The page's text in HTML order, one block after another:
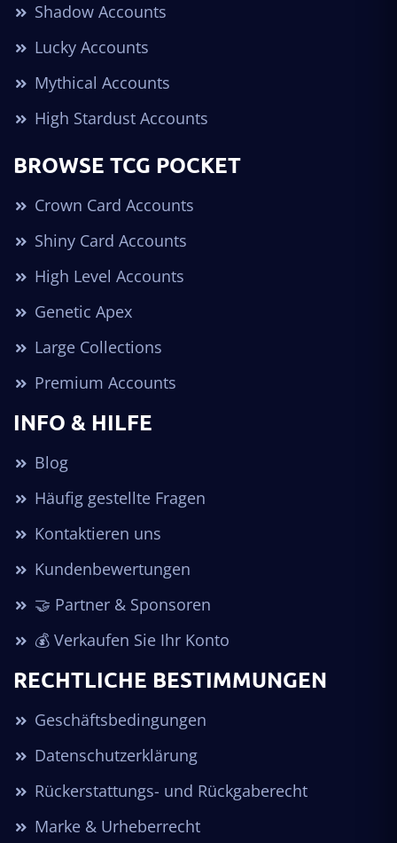
Shadow Accounts
Lucky Accounts
Mythical Accounts
High Stardust Accounts
BROWSE TCG POCKET
Crown Card Accounts
Shiny Card Accounts
High Level Accounts
Genetic Apex
Large Collections
Premium Accounts
INFO & HILFE
Blog
Häufig gestellte Fragen
Kontaktieren uns
Kundenbewertungen
🤝 Partner & Sponsoren
💰 Verkaufen Sie Ihr Konto
RECHTLICHE BESTIMMUNGEN
Geschäftsbedingungen
Datenschutzerklärung
Rückerstattungs- und Rückgaberecht
Marke & Urheberrecht